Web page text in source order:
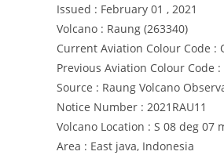
Issued : February 01 , 2021
Volcano : Raung (263340)
Current Aviation Colour Code :
Previous Aviation Colour Code
Source : Raung Volcano
Notice Number : 2021RAU11
Volcano Location : S 08 deg 07
Area : East java, Indonesia